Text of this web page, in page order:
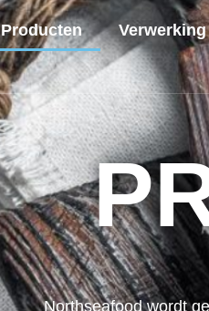
Producten Verwerking
Northseafood wordt